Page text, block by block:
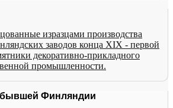
изразцами производства
заводов конца XIX - первой
декоративно-прикладного
промышленности.
Финляндии